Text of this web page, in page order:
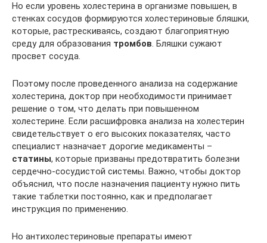
Но если уровень холестерина в организме повышен, в
стенках сосудов формируются холестериновые бляшки,
которые, растрескиваясь, создают благоприятную
среду для образования тромбов. Бляшки сужают
просвет сосуда.
Поэтому после проведенного анализа на содержание
холестерина, доктор при необходимости принимает
решение о том, что делать при повышенном
холестерине. Если расшифровка анализа на холестерин
свидетельствует о его высоких показателях, часто
специалист назначает дорогие медикаменты –
статины, которые призваны предотвратить болезни
сердечно-сосудистой системы. Важно, чтобы доктор
объяснил, что после назначения пациенту нужно пить
такие таблетки постоянно, как и предполагает
инструкция по применению.
Но антихолестериновые препараты имеют